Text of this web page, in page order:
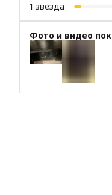
1 звезда
Фото и видео
+10